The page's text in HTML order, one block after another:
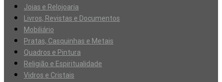
Joias e Relojoaria
Livros, Revistas e Documentos
Mobiliário
Pratas, Casquinhas e Metais
Quadros e Pintura
Religião e Espiritualidade
Vidros e Cristais